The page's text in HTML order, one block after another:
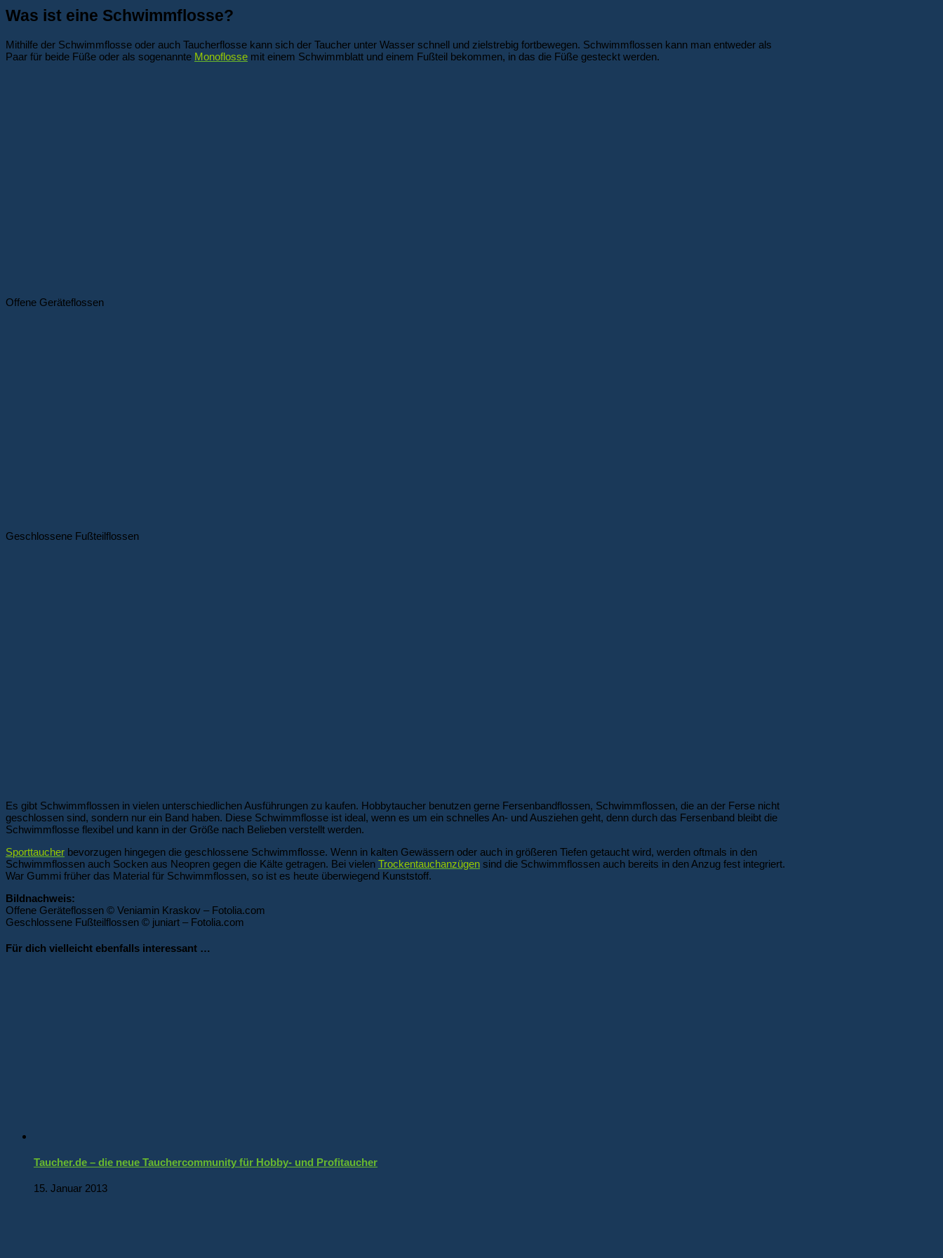
Was ist eine Schwimmflosse?
Mithilfe der Schwimmflosse oder auch Taucherflosse kann sich der Taucher unter Wasser schnell und zielstrebig fortbewegen. Schwimmflossen kann man entweder als
Paar für beide Füße oder als sogenannte Monoflosse mit einem Schwimmblatt und einem Fußteil bekommen, in das die Füße gesteckt werden.
Offene Geräteflossen
Geschlossene Fußteilflossen
Es gibt Schwimmflossen in vielen unterschiedlichen Ausführungen zu kaufen. Hobbytaucher benutzen gerne Fersenbandflossen, Schwimmflossen, die an der Ferse nicht
geschlossen sind, sondern nur ein Band haben. Diese Schwimmflosse ist ideal, wenn es um ein schnelles An- und Ausziehen geht, denn durch das Fersenband bleibt die
Schwimmflosse flexibel und kann in der Größe nach Belieben verstellt werden.
Sporttaucher bevorzugen hingegen die geschlossene Schwimmflosse. Wenn in kalten Gewässern oder auch in größeren Tiefen getaucht wird, werden oftmals in den
Schwimmflossen auch Socken aus Neopren gegen die Kälte getragen. Bei vielen Trockentauchanzügen sind die Schwimmflossen auch bereits in den Anzug fest integriert.
War Gummi früher das Material für Schwimmflossen, so ist es heute überwiegend Kunststoff.
Bildnachweis:
Offene Geräteflossen © Veniamin Kraskov – Fotolia.com
Geschlossene Fußteilflossen © juniart – Fotolia.com
Für dich vielleicht ebenfalls interessant …
Taucher.de – die neue Tauchercommunity für Hobby- und Profitaucher
15. Januar 2013